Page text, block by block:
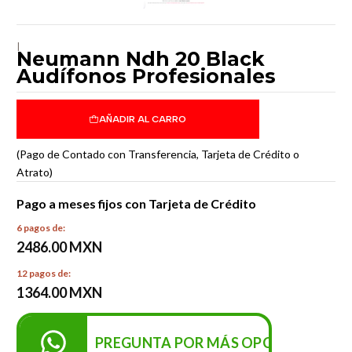
|
Neumann Ndh 20 Black
Audífonos Profesionales
AÑADIR AL CARRO
(Pago de Contado con Transferencia, Tarjeta de Crédito o
Atrato)
Pago a meses fijos con Tarjeta de Crédito
6 pagos de:
2486.00 MXN
12 pagos de:
1364.00 MXN
PREGUNTA POR MÁS OPCIONES DE